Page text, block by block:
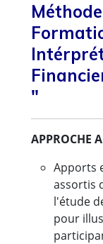
"
APPROCHE
Apports
assortis
l'étude
pour